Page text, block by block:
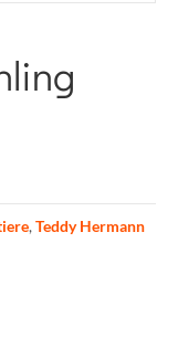
,Teddy Hermann